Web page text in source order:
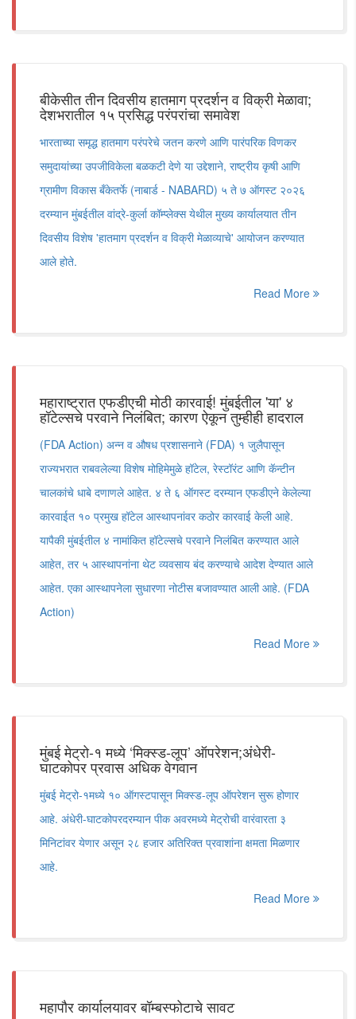
बीकेसीत तीन दिवसीय हातमाग प्रदर्शन व विक्री मेळावा;
देशभरातील १५ प्रसिद्ध परंपरांचा समावेश
भारताच्या समृद्ध हातमाग परंपरेचे जतन करणे आणि पारंपरिक विणकर
समुदायांच्या उपजीविकेला बळकटी देणे या उद्देशाने, राष्ट्रीय कृषी आणि
ग्रामीण विकास बँकेतर्फे (नाबार्ड - NABARD) ५ ते ७ ऑगस्ट २०२६
दरम्यान मुंबईतील वांद्रे-कुर्ला कॉम्प्लेक्स येथील मुख्य कार्यालयात तीन
दिवसीय विशेष 'हातमाग प्रदर्शन व विक्री मेळाव्याचे' आयोजन करण्यात
आले होते.
Read More
महाराष्ट्रात एफडीएची मोठी कारवाई! मुंबईतील 'या' ४
हॉटेल्सचे परवाने निलंबित; कारण ऐकून तुम्हीही हादराल
(FDA Action) अन्न व औषध प्रशासनाने (FDA) १ जुलैपासून
राज्यभरात राबवलेल्या विशेष मोहिमेमुळे हॉटेल, रेस्टॉरंट आणि कॅन्टीन
चालकांचे धाबे दणाणले आहेत. ४ ते ६ ऑगस्ट दरम्यान एफडीएने केलेल्या
कारवाईत १० प्रमुख हॉटेल आस्थापनांवर कठोर कारवाई केली आहे.
यापैकी मुंबईतील ४ नामांकित हॉटेल्सचे परवाने निलंबित करण्यात आले
आहेत, तर ५ आस्थापनांना थेट व्यवसाय बंद करण्याचे आदेश देण्यात आले
आहेत. एका आस्थापनेला सुधारणा नोटीस बजावण्यात आली आहे. (FDA
Action)
Read More
मुंबई मेट्रो-१ मध्ये ‘मिक्स्ड-लूप’ ऑपरेशन;अंधेरी-
घाटकोपर प्रवास अधिक वेगवान
मुंबई मेट्रो-१मध्ये १० ऑगस्टपासून मिक्स्ड-लूप ऑपरेशन सुरू होणार
आहे. अंधेरी-घाटकोपरदरम्यान पीक अवरमध्ये मेट्रोची वारंवारता ३
मिनिटांवर येणार असून २८ हजार अतिरिक्त प्रवाशांना क्षमता मिळणार
आहे.
Read More
महापौर कार्यालयावर बॉम्बस्फोटाचे सावट